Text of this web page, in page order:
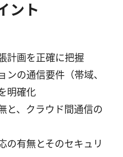
ント
計画を正確に把握
ンの通信要件（帯域、
明確化
と、クラウド間通信の
の有無とそのセキュリ